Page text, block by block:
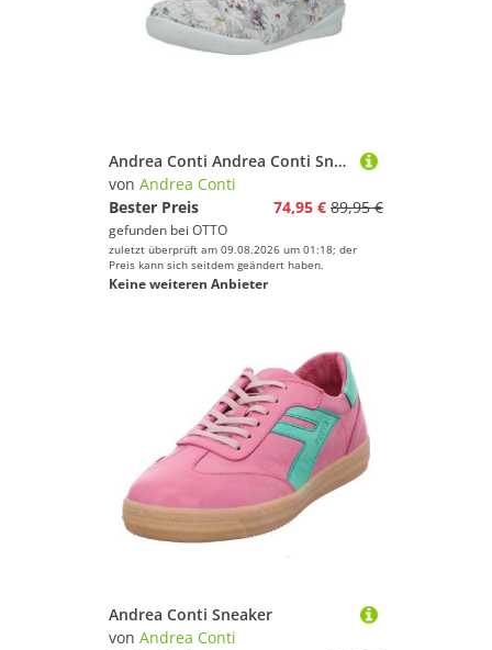
Andrea Conti Andrea Conti Sneaker Leder Sneaker
von Andrea Conti
Bester Preis
74,95 € 89,95 €
gefunden bei OTTO
zuletzt überprüft am 09.08.2026 um 01:18; der
Preis kann sich seitdem geändert haben.
Keine weiteren Anbieter
Andrea Conti Sneaker
von Andrea Conti